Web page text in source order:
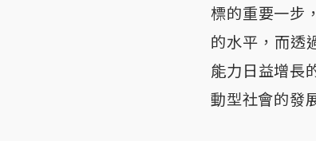
標的重要一步
的水平，而透
能力日益增長
動型社會的發